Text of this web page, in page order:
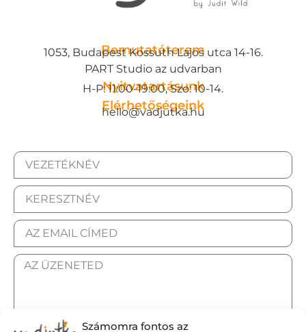
Számomra fontos az
Bemutatóterem
1053, Budapest Kossuth Lajos utca 14-16.
PART Studio az udvarban
Nyitvatartásunk
H-P: 11:00-19:00, Szo: 10-14.
Elérhetőségeink
hello@vadjutka.hu